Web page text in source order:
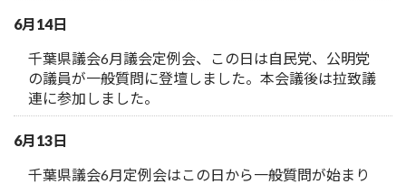
6月14日
千葉県議会6月議会定例会、この日は自民党、公明党
の議員が一般質問に登壇しました。本会議後は拉致議
連に参加しました。
6月13日
千葉県議会6月定例会はこの日から一般質問が始まり